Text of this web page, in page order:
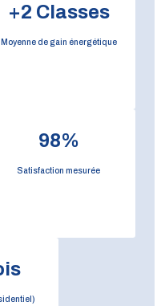
+2Classes
Moyenne de gain énergétique
98%
Satisfaction mesurée